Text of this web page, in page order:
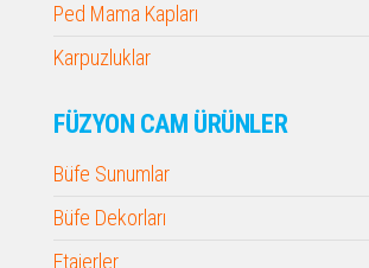
Ped Mama Kapları
Karpuzluklar
FÜZYON CAM ÜRÜNLER
Büfe Sunumlar
Büfe Dekorları
Etajerler